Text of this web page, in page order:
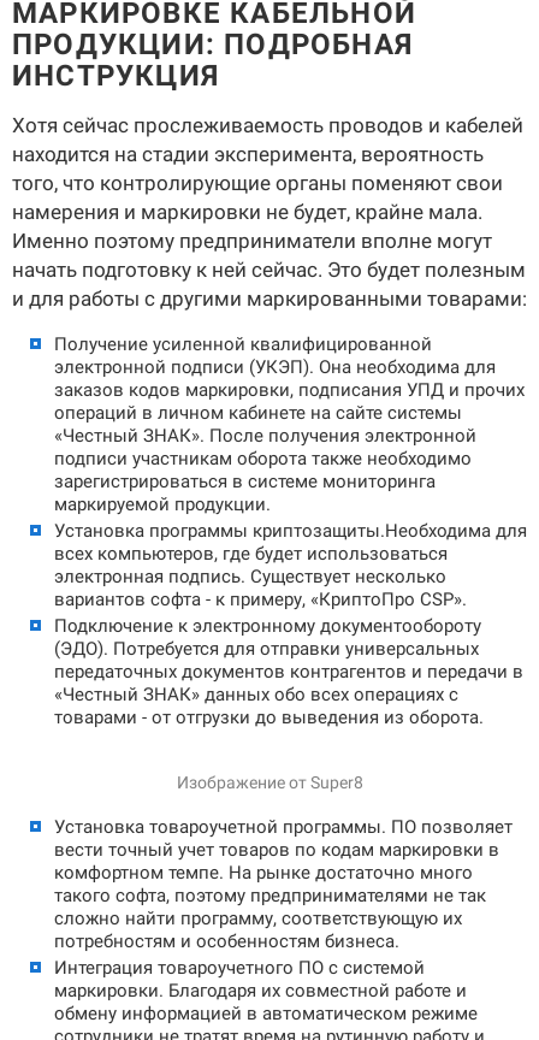
МАРКИРОВКЕ КАБЕЛЬНОЙ
ПРОДУКЦИИ: ПОДРОБНАЯ
ИНСТРУКЦИЯ
Хотя сейчас прослеживаемость проводов и кабелей
находится на стадии эксперимента, вероятность
того, что контролирующие органы поменяют свои
намерения и маркировки не будет, крайне мала.
Именно поэтому предприниматели вполне могут
начать подготовку к ней сейчас. Это будет полезным
и для работы с другими маркированными товарами:
Получение усиленной квалифицированной
электронной подписи (УКЭП). Она необходима для
заказов кодов маркировки, подписания УПД и прочих
операций в личном кабинете на сайте системы
«Честный ЗНАК». После получения электронной
подписи участникам оборота также необходимо
зарегистрироваться в системе мониторинга
маркируемой продукции.
Установка программы криптозащиты.Необходима для
всех компьютеров, где будет использоваться
электронная подпись. Существует несколько
вариантов софта - к примеру, «КриптоПро CSP».
Подключение к электронному документообороту
(ЭДО). Потребуется для отправки универсальных
передаточных документов контрагентов и передачи в
«Честный ЗНАК» данных обо всех операциях с
товарами - от отгрузки до выведения из оборота.
Изображение от Super8
Установка товароучетной программы. ПО позволяет
вести точный учет товаров по кодам маркировки в
комфортном темпе. На рынке достаточно много
такого софта, поэтому предпринимателями не так
сложно найти программу, соответствующую их
потребностям и особенностям бизнеса.
Интеграция товароучетного ПО с системой
маркировки. Благодаря их совместной работе и
обмену информацией в автоматическом режиме